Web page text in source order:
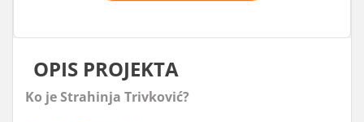
OPIS PROJEKTA
Ko je Strahinja Trivković?